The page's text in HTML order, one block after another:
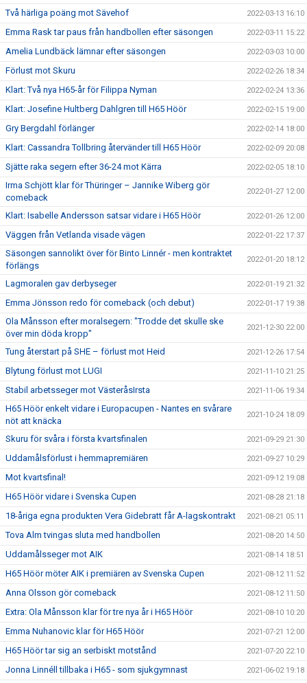
Två härliga poäng mot Sävehof 2022-03-13 16:10
Emma Rask tar paus från handbollen efter säsongen 2022-03-11 15:22
Amelia Lundbäck lämnar efter säsongen 2022-03-03 10:00
Förlust mot Skuru 2022-02-26 18:34
Klart: Två nya H65-år för Filippa Nyman 2022-02-24 13:36
Klart: Josefine Hultberg Dahlgren till H65 Höör 2022-02-15 19:00
Gry Bergdahl förlänger 2022-02-14 18:00
Klart: Cassandra Tollbring återvänder till H65 Höör 2022-02-09 20:08
Sjätte raka segern efter 36-24 mot Kärra 2022-02-05 18:10
Irma Schjött klar för Thüringer – Jannike Wiberg gör
comeback
2022-01-27 12:00
Klart: Isabelle Andersson satsar vidare i H65 Höör 2022-01-26 12:00
Väggen från Vetlanda visade vägen 2022-01-22 17:37
Säsongen sannolikt över för Binto Linnér - men kontraktet
förlängs
2022-01-20 18:12
Lagmoralen gav derbyseger 2022-01-19 21:32
Emma Jönsson redo för comeback (och debut) 2022-01-17 19:38
Ola Månsson efter moralsegern: "Trodde det skulle ske
över min döda kropp"
2021-12-30 22:00
Tung återstart på SHE – förlust mot Heid 2021-12-26 17:54
Blytung förlust mot LUGI 2021-11-10 21:25
Stabil arbetsseger mot VästeråsIrsta 2021-11-06 19:34
H65 Höör enkelt vidare i Europacupen - Nantes en svårare
nöt att knäcka
2021-10-24 18:09
Skuru för svåra i första kvartsfinalen 2021-09-29 21:30
Uddamålsförlust i hemmapremiären 2021-09-27 10:29
Mot kvartsfinal! 2021-09-12 19:08
H65 Höör vidare i Svenska Cupen 2021-08-28 21:18
18-åriga egna produkten Vera Gidebratt får A-lagskontrakt 2021-08-21 05:11
Tova Alm tvingas sluta med handbollen 2021-08-20 14:50
Uddamålsseger mot AIK 2021-08-14 18:51
H65 Höör möter AIK i premiären av Svenska Cupen 2021-08-12 11:52
Anna Olsson gör comeback 2021-08-12 11:50
Extra: Ola Månsson klar för tre nya år i H65 Höör 2021-08-10 10:20
Emma Nuhanovic klar för H65 Höör 2021-07-21 12:00
H65 Höör tar sig an serbiskt motstånd 2021-07-20 22:10
Jonna Linnéll tillbaka i H65 - som sjukgymnast 2021-06-02 19:18